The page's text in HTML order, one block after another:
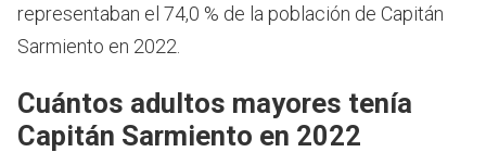
representaban el 74,0 % de la población de Capitán
Sarmiento en 2022.
Cuántos adultos mayores tenía
Capitán Sarmiento en 2022